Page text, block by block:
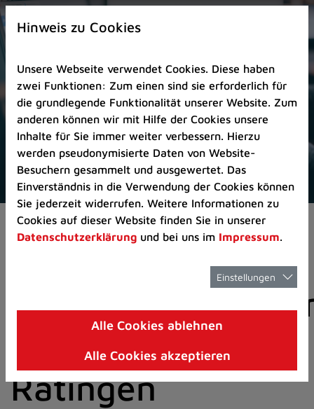
Zur
Startseite
Zum
Seitenanfang
springen
(Schnelltaste
A)
Zur
Navigation/Menü
springen
(Schnelltaste
M)
Zur
8)
I)
Aktuelles Pressemitteilungen
der Stadt
Ratingen
Hinweis zu Cookies
Unsere Webseite verwendet Cookies. Diese haben
zwei Funktionen: Zum einen sind sie erforderlich für
die grundlegende Funktionalität unserer Website. Zum
anderen können wir mit Hilfe der Cookies unsere
Inhalte für Sie immer weiter verbessern. Hierzu
werden pseudonymisierte Daten von Website-
Besuchern gesammelt und ausgewertet. Das
Einverständnis in die Verwendung der Cookies können
Sie jederzeit widerrufen. Weitere Informationen zu
Cookies auf dieser Website finden Sie in unserer
Datenschutzerklärung und bei uns im Impressum.
Einstellungen
Alle Cookies ablehnen
Alle Cookies akzeptieren